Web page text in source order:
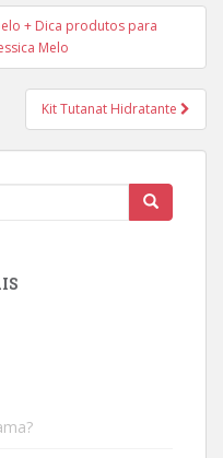
+ Dica produtos para
Melo
Kit Tutanat Hidratante